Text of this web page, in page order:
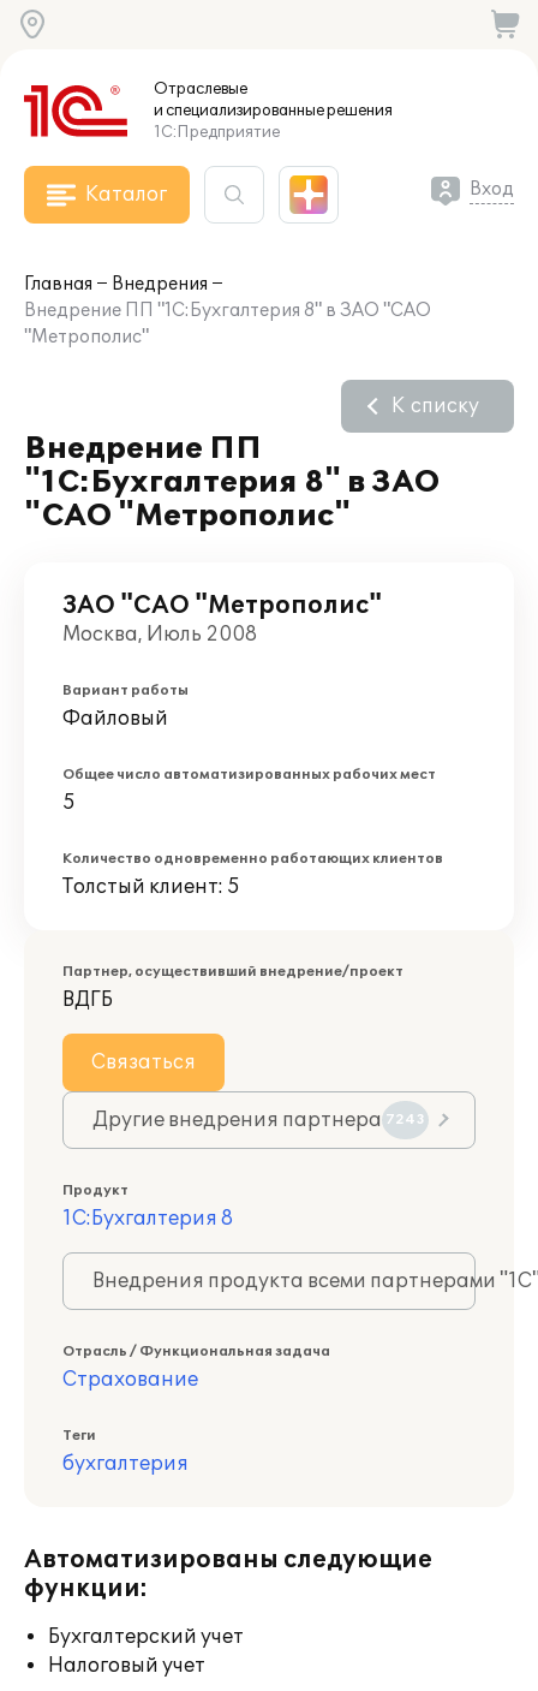
Отраслевые
и специализированныерешения
1С:Предприятие
Каталог Вход
Главная
Внедрения
Внедрение ПП "1С:Бухгалтерия 8" в ЗАО "САО
"Метрополис"
Внедрение ПП
"1С:Бухгалтерия 8" в ЗАО
"САО "Метрополис"
К списку
ЗАО "САО "Метрополис"
Москва, Июль 2008
Вариант работы
Файловый
Общее число автоматизированных рабочих мест
5
Количество одновременно работающих клиентов
Толстый клиент: 5
Партнер, осуществивший внедрение/проект
ВДГБ
Связаться
Другие внедрения партнера 7243
Продукт
1С:Бухгалтерия 8
Внедрения продукта всеми партнерами
Отрасль / Функциональная задача
Страхование
Теги
бухгалтерия
Автоматизированы следующие
функции:
Бухгалтерский учет
Налоговый учет